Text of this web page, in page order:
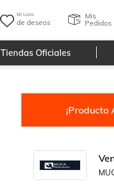
Mi Lista
de deseos
Mis
Pedidos
Tiendas Oficiales
¡Producto